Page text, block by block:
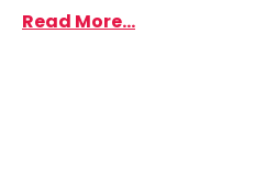
Read More...